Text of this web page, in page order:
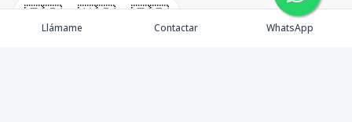
🇪🇸 🇺🇸 🇫🇷
Llámame Contactar WhatsApp